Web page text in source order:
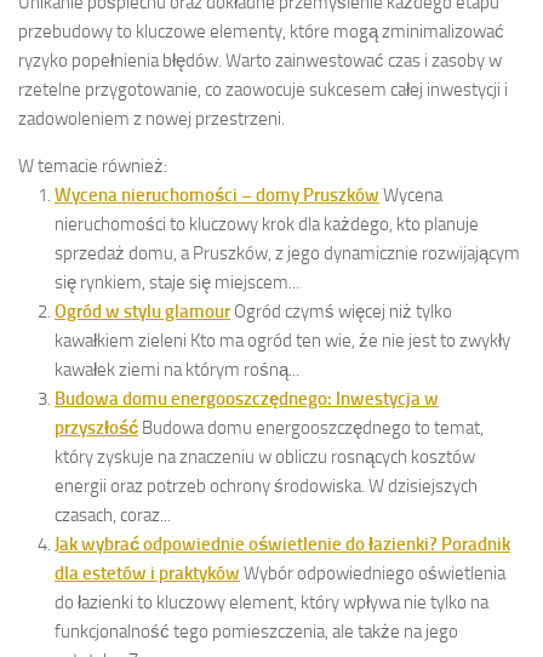
przebudowy to kluczowe elementy, które mogą zminimalizować
ryzyko popełnienia błędów. Warto zainwestować czas i zasoby w
rzetelne przygotowanie, co zaowocuje sukcesem całej inwestycji i
zadowoleniem z nowej przestrzeni.
W temacie również:
Wycena nieruchomości – domy Pruszków Wycena
nieruchomości to kluczowy krok dla każdego, kto planuje
sprzedaż domu, a Pruszków, z jego dynamicznie rozwijającym
się rynkiem, staje się miejscem...
Ogród w stylu glamour Ogród czymś więcej niż tylko
kawałkiem zieleni Kto ma ogród ten wie, że nie jest to zwykły
kawałek ziemi na którym rośną...
Budowa domu energooszczędnego: Inwestycja w
przyszłość Budowa domu energooszczędnego to temat,
który zyskuje na znaczeniu w obliczu rosnących kosztów
energii oraz potrzeb ochrony środowiska. W dzisiejszych
czasach, coraz...
Jak wybrać odpowiednie oświetlenie do łazienki? Poradnik
dla estetów i praktyków Wybór odpowiedniego oświetlenia
do łazienki to kluczowy element, który wpływa nie tylko na
funkcjonalność tego pomieszczenia, ale także na jego